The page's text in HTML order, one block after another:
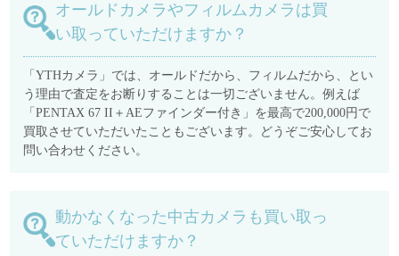
オールドカメラやフィルムカメラは買
い取っていただけますか？
「YTHカメラ」では、オールドだから、フィルムだから、とい
う理由で査定をお断りすることは一切ございません。例えば
「PENTAX 67 II＋AEファインダー付き」を最高で200,000円で
買取させていただいたこともございます。どうぞご安心してお
問い合わせください。
動かなくなった中古カメラも買い取っ
ていただけますか？